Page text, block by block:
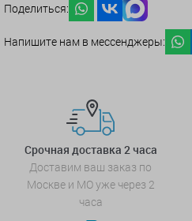
Поделиться:
Напишите нам в мессенджеры:
Срочная доставка 2 часа
Доставим ваш заказ по
Москве и МО уже через 2
часа